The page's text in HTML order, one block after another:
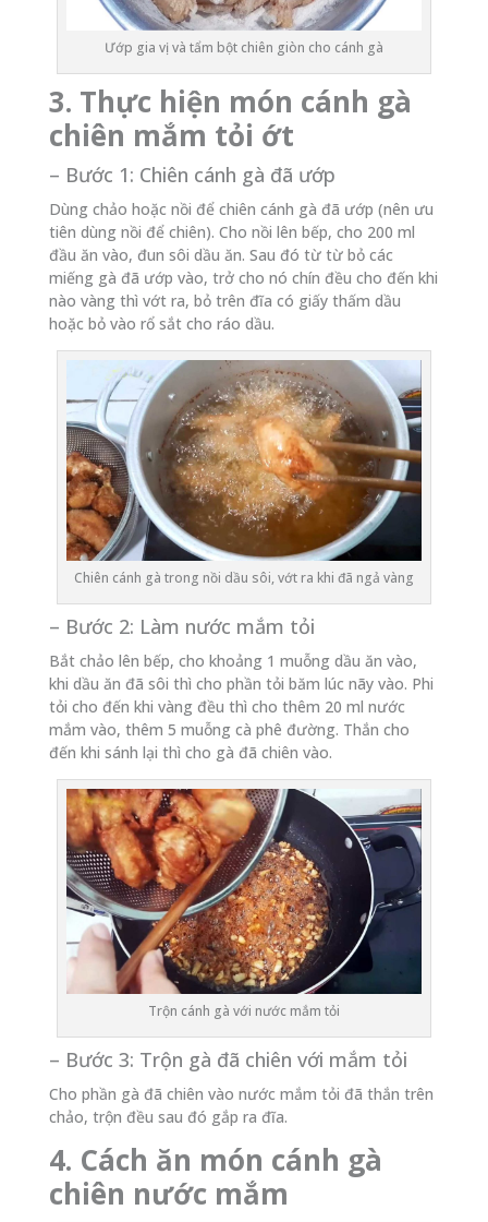
Ướp gia vị và tẩm bột chiên giòn cho cánh gà
3. Thực hiện món cánh gà
chiên mắm tỏi ớt
– Bước 1: Chiên cánh gà đã ướp
Dùng chảo hoặc nồi để chiên cánh gà đã ướp (nên ưu
tiên dùng nồi để chiên). Cho nồi lên bếp, cho 200 ml
đầu ăn vào, đun sôi dầu ăn. Sau đó từ từ bỏ các
miếng gà đã ướp vào, trở cho nó chín đều cho đến khi
nào vàng thì vớt ra, bỏ trên đĩa có giấy thấm dầu
hoặc bỏ vào rổ sắt cho ráo dầu.
Chiên cánh gà trong nồi dầu sôi, vớt ra khi đã ngả vàng
– Bước 2: Làm nước mắm tỏi
Bắt chảo lên bếp, cho khoảng 1 muỗng dầu ăn vào,
khi dầu ăn đã sôi thì cho phần tỏi băm lúc nãy vào. Phi
tỏi cho đến khi vàng đều thì cho thêm 20 ml nước
mắm vào, thêm 5 muỗng cà phê đường. Thắn cho
đến khi sánh lại thì cho gà đã chiên vào.
Trộn cánh gà với nước mắm tỏi
– Bước 3: Trộn gà đã chiên với mắm tỏi
Cho phần gà đã chiên vào nước mắm tỏi đã thắn trên
chảo, trộn đều sau đó gắp ra đĩa.
4. Cách ăn món cánh gà
chiên nước mắm